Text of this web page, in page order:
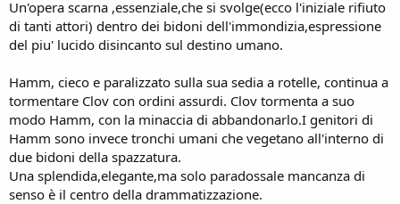
s
o
n
Un'opera scarna ,essenziale,che si svolge(ecco l'iniziale rifiuto
di tanti attori) dentro dei bidoni dell'immondizia,espressione
del piu' lucido disincanto sul destino umano.
Hamm, cieco e paralizzato sulla sua sedia a rotelle, continua a
tormentare Clov con ordini assurdi. Clov tormenta a suo
modo Hamm, con la minaccia di abbandonarlo.I genitori di
Hamm sono invece tronchi umani che vegetano all'interno di
due bidoni della spazzatura.
Una splendida,elegante,ma solo paradossale mancanza di
senso è il centro della drammatizzazione.